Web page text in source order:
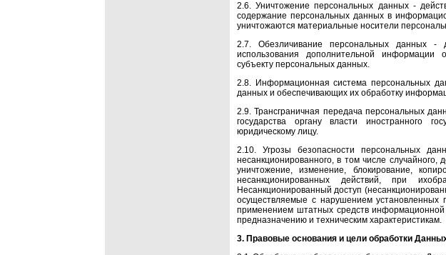
2.6. Уничтожение персональных данных -
содержание персональных данных в
уничтожаются материальные носители
2.7. Обезличивание персональных данных -
использования дополнительной информации
субъекту персональных данных.
2.8. Информационная система персональных
данных и обеспечивающих их обработку
2.9. Трансграничная передача персональных
государства органу власти иностранного
юридическому лицу.
2.10. Угрозы безопасности персональных
несанкционированного, в том числе
уничтожение, изменение, блокирование,
несанкционированных действий, при
Несанкционированный доступ
осуществляемые с нарушением
применением штатных средств
предназначению и техническим характеристикам.
3. Правовые основания и цели обработки